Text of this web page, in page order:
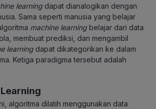
learning dapat dianalogikan dengan
Sama seperti manusia yang belajar
machine learning belajar dari data
membuat prediksi, dan mengambil
learning dapat dikategorikan ke dalam
Ketiga paradigma tersebut adalah
algoritma dilatih menggunakan data